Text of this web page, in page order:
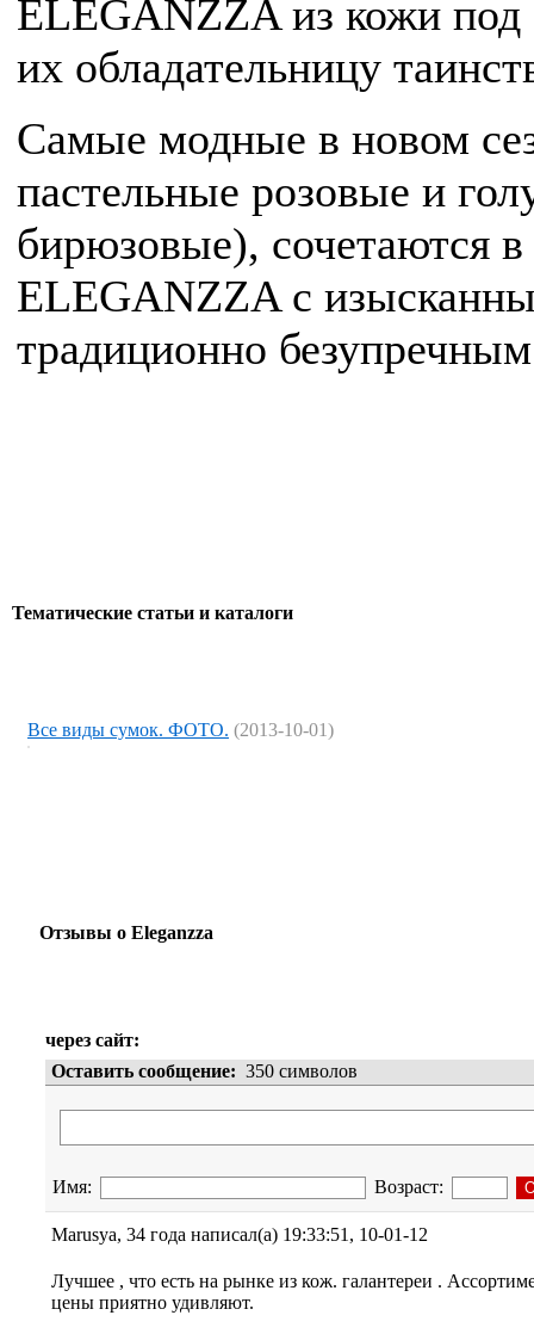
ELEGANZZA из кожи под
их обладательницу
Самые модные в новом
пастельные розовые и
бирюзовые), сочетаются
ELEGANZZA с
традиционно
Тематические статьи и каталоги
Все виды сумок. ФОТО. (2013-10-01)
Отзывы о Eleganzza
через сайт:
Оставить сообщение: 350 символов
Имя: Возраст:
Marusya, 34 года написал(а) 19:33:51, 10-01-12
Лучшее , что есть на рынке из кож. галантереи .
цены приятно удивляют.